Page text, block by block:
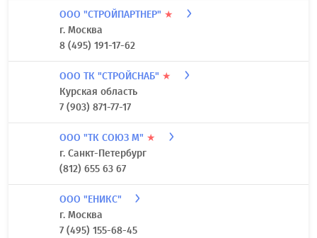
ООО "СТРОЙПАРТНЕР" ★
г. Москва
8 (495) 191-17-62
ООО ТК "СТРОЙСНАБ" ★
Курская область
7 (903) 871-77-17
ООО "ТК СОЮЗ М" ★
г. Санкт-Петербург
(812) 655 63 67
ООО "ЕНИКС"
г. Москва
7 (495) 155-68-45